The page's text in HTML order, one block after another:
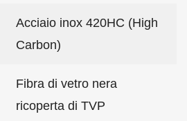
Acciaio inox 420HC (High
Carbon)
Fibra di vetro nera
ricoperta di TVP